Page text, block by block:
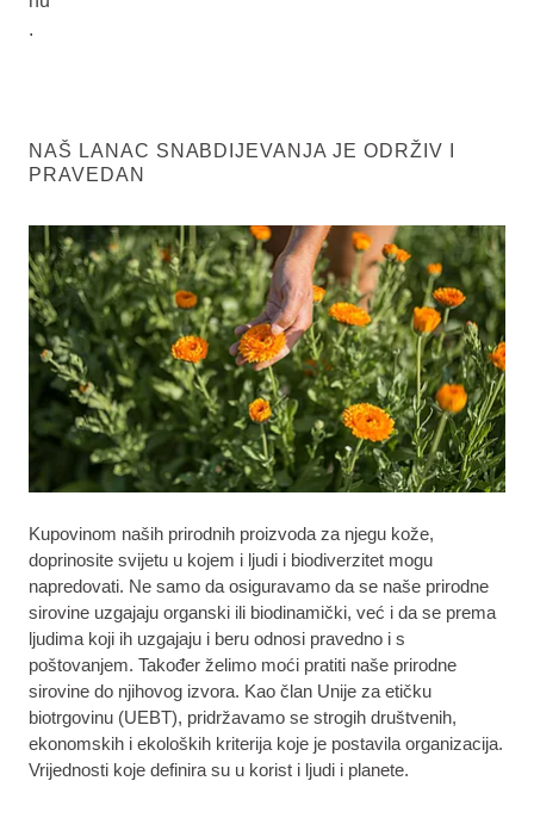
.
NAŠ LANAC SNABDIJEVANJA JE ODRŽIV I
PRAVEDAN
Kupovinom naših prirodnih proizvoda za njegu kože,
doprinosite svijetu u kojem i ljudi i biodiverzitet mogu
napredovati. Ne samo da osiguravamo da se naše prirodne
sirovine uzgajaju organski ili biodinamički, već i da se prema
ljudima koji ih uzgajaju i beru odnosi pravedno i s
poštovanjem. Također želimo moći pratiti naše prirodne
sirovine do njihovog izvora. Kao član Unije za etičku
biotrgovinu (UEBT), pridržavamo se strogih društvenih,
ekonomskih i ekoloških kriterija koje je postavila organizacija.
Vrijednosti koje definira su u korist i ljudi i planete.